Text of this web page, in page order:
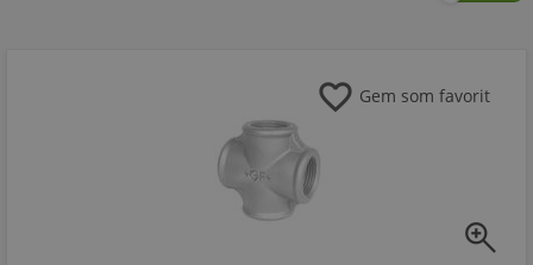
zoom_in
favorite Gem som favorit